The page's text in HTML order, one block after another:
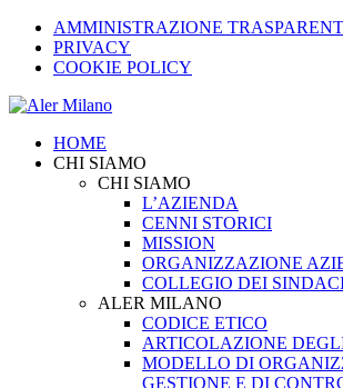
AMMINISTRAZIONE
PRIVACY
COOKIE POLICY
HOME
CHI SIAMO
CHI SIAMO
L’AZIENDA
CENNI STORICI
MISSION
ORGANIZZAZIONE
COLLEGIO DEI
ALER MILANO
CODICE ETICO
ARTICOLAZIONE
MODELLO DI
GESTIONE E DI